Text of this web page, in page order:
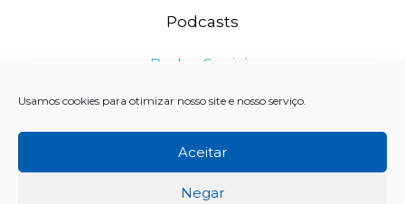
Usamos cookies para otimizar nosso site e nosso serviço.
Aceitar
Negar
Podcasts
Redes Sociais